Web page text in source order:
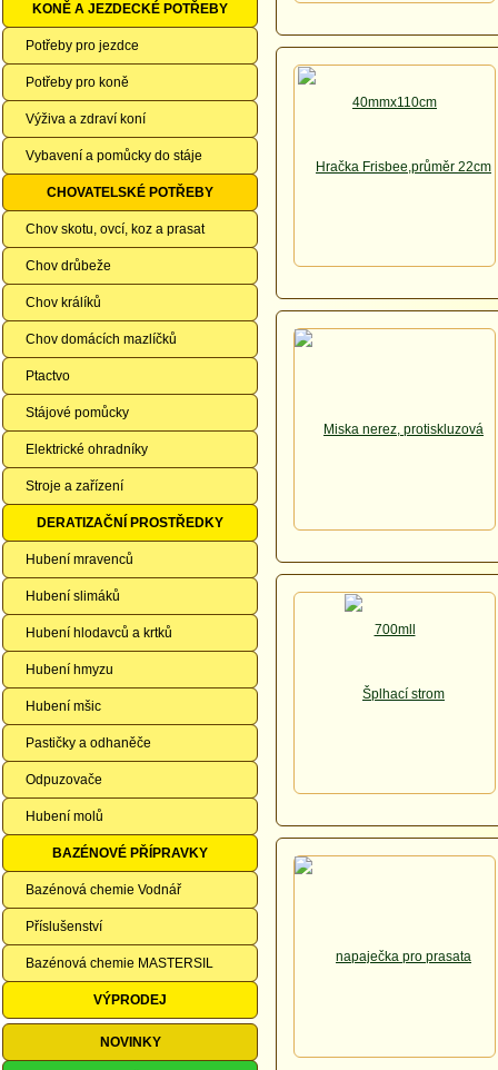
KONĚ A JEZDECKÉ POTŘEBY
Potřeby pro jezdce
Potřeby pro koně
Výživa a zdraví koní
Vybavení a pomůcky do stáje
CHOVATELSKÉ POTŘEBY
Chov skotu, ovcí, koz a prasat
Chov drůbeže
Chov králíků
Chov domácích mazlíčků
Ptactvo
Stájové pomůcky
Elektrické ohradníky
Stroje a zařízení
DERATIZAČNÍ PROSTŘEDKY
Hubení mravenců
Hubení slimáků
Hubení hlodavců a krtků
Hubení hmyzu
Hubení mšic
Pastičky a odhaněče
Odpuzovače
Hubení molů
BAZÉNOVÉ PŘÍPRAVKY
Bazénová chemie Vodnář
Příslušenství
Bazénová chemie MASTERSIL
VÝPRODEJ
NOVINKY